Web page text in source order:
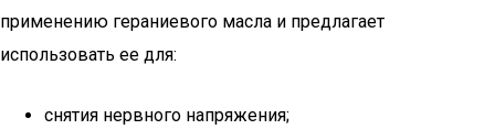
применению гераниевого масла и предлагает
использовать ее для:
снятия нервного напряжения;